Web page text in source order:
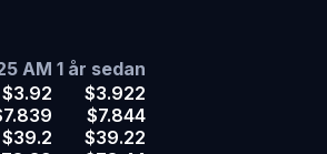
AM 1 år sedan
$3.92 $3.922
$7.844
$39.2 $39.22